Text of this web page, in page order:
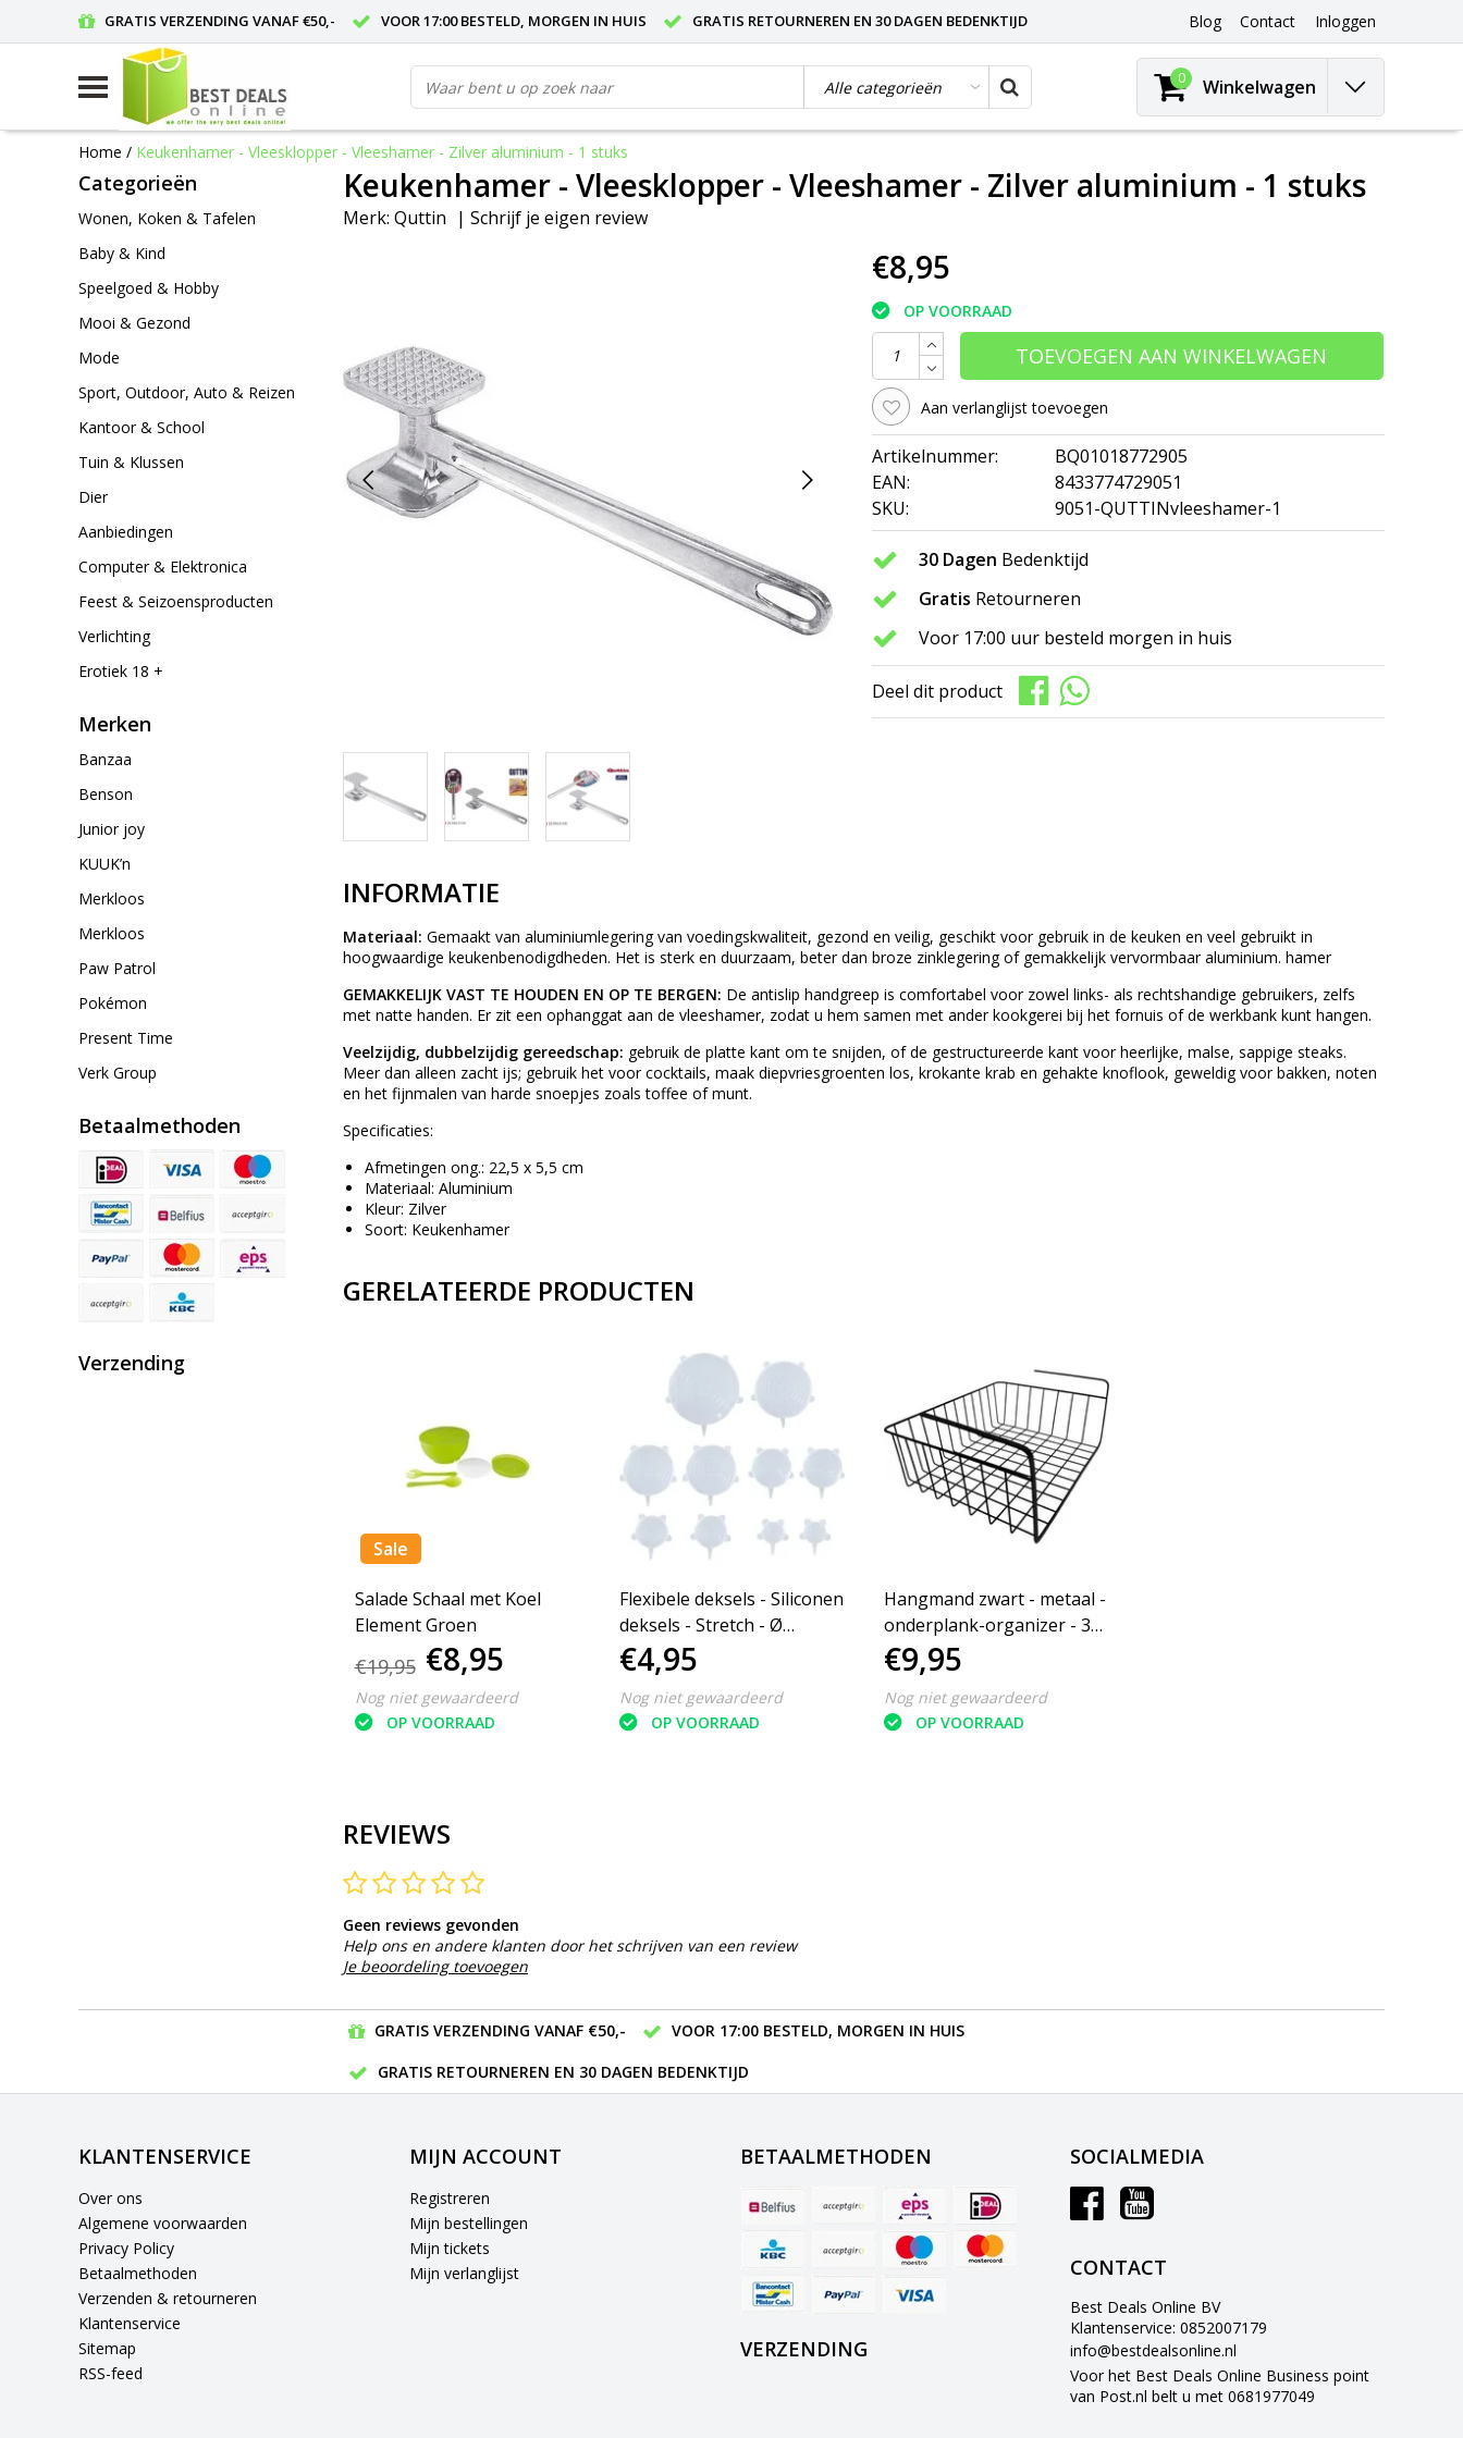
GRATIS VERZENDING VANAF €50,- VOOR 17:00 BESTELD, MORGEN IN HUIS GRATIS RETOURNEREN EN 30 DAGEN BEDENKTIJD Blog Contact Inloggen
0 Winkelwagen
Home / Keukenhamer - Vleesklopper - Vleeshamer - Zilver aluminium - 1 stuks
Categorieën
Wonen, Koken & Tafelen
Baby & Kind
Speelgoed & Hobby
Mooi & Gezond
Mode
Sport, Outdoor, Auto & Reizen
Kantoor & School
Tuin & Klussen
Dier
Aanbiedingen
Computer & Elektronica
Feest & Seizoensproducten
Verlichting
Erotiek 18 +
Merken
Banzaa
Benson
Junior joy
KUUK’n
Merkloos
Merkloos
Paw Patrol
Pokémon
Present Time
Verk Group
Betaalmethoden
Verzending
Keukenhamer - Vleesklopper - Vleeshamer - Zilver aluminium - 1 stuks
Merk: Quttin | Schrijf je eigen review
€8,95
OP VOORRAAD
TOEVOEGEN AAN WINKELWAGEN
Aan verlanglijst toevoegen
Artikelnummer:
BQ01018772905
EAN:
8433774729051
SKU:
9051-QUTTINvleeshamer-1
30 Dagen Bedenktijd
Gratis Retourneren
Voor 17:00 uur besteld morgen in huis
Deel dit product
INFORMATIE
Materiaal: Gemaakt van aluminiumlegering van voedingskwaliteit, gezond en veilig, geschikt voor gebruik in de keuken en veel gebruikt in
hoogwaardige keukenbenodigdheden. Het is sterk en duurzaam, beter dan broze zinklegering of gemakkelijk vervormbaar aluminium. hamer
GEMAKKELIJK VAST TE HOUDEN EN OP TE BERGEN: De antislip handgreep is comfortabel voor zowel links- als rechtshandige gebruikers, zelfs
met natte handen. Er zit een ophanggat aan de vleeshamer, zodat u hem samen met ander kookgerei bij het fornuis of de werkbank kunt hangen.
Veelzijdig, dubbelzijdig gereedschap: gebruik de platte kant om te snijden, of de gestructureerde kant voor heerlijke, malse, sappige steaks.
Meer dan alleen zacht ijs; gebruik het voor cocktails, maak diepvriesgroenten los, krokante krab en gehakte knoflook, geweldig voor bakken, noten
en het fijnmalen van harde snoepjes zoals toffee of munt.
Specificaties:
Afmetingen ong.: 22,5 x 5,5 cm
Materiaal: Aluminium
Kleur: Zilver
Soort: Keukenhamer
GERELATEERDE PRODUCTEN
Sale
Salade Schaal met Koel
Element Groen
€19,95 €8,95
Nog niet gewaardeerd
OP VOORRAAD
Flexibele deksels - Siliconen
deksels - Stretch - Ø
6/9/11/14/16/20 cm -
Herbruikbaar - 10 stuks -
Transparant
€4,95
Nog niet gewaardeerd
OP VOORRAAD
Hangmand zwart - metaal -
onderplank-organizer - 32
x 26 x 13 cm
€9,95
Nog niet gewaardeerd
OP VOORRAAD
REVIEWS
Geen reviews gevonden
Help ons en andere klanten door het schrijven van een review
Je beoordeling toevoegen
GRATIS VERZENDING VANAF €50,-
VOOR 17:00 BESTELD, MORGEN IN HUIS
GRATIS RETOURNEREN EN 30 DAGEN BEDENKTIJD
KLANTENSERVICE
Over ons
Algemene voorwaarden
Privacy Policy
Betaalmethoden
Verzenden & retourneren
Klantenservice
Sitemap
RSS-feed
MIJN ACCOUNT
Registreren
Mijn bestellingen
Mijn tickets
Mijn verlanglijst
BETAALMETHODEN
VERZENDING
SOCIALMEDIA
CONTACT
Best Deals Online BV
Klantenservice: 0852007179
info@bestdealsonline.nl
Voor het Best Deals Online Business point
van Post.nl belt u met 0681977049